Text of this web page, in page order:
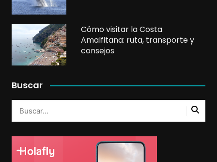
Cómo visitar la Costa
Amalfitana: ruta, transporte y
consejos
Buscar